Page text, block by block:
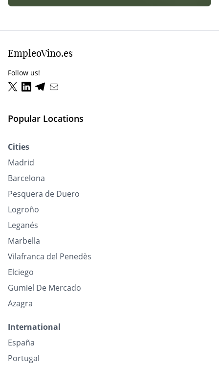
EmpleoVino.es
Follow us!
Popular Locations
Cities
Madrid
Barcelona
Pesquera de Duero
Logroño
Leganés
Marbella
Vilafranca del Penedès
Elciego
Gumiel De Mercado
Azagra
International
España
Portugal